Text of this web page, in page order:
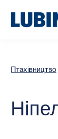
Птахівництво